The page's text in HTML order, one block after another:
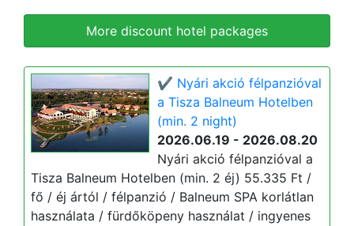
More discount hotel packages
✔️ Nyári akció félpanzióval
a Tisza Balneum Hotelben
(min. 2 night)
2026.06.19 - 2026.08.20
Nyári akció félpanzióval a
Tisza Balneum Hotelben (min. 2 éj) 55.335 Ft /
fő / éj ártól / félpanzió / Balneum SPA korlátlan
használata / fürdőköpeny használat / ingyenes